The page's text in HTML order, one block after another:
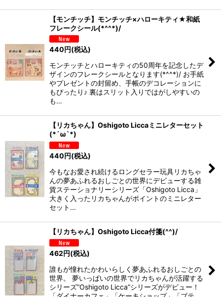
【モンチッチ】モンチッチ×ハローキティ★和紙
フレークシール(*^^*)/
440円(税込)
モンチッチとハローキティの50周年を記念したデ
ザインのフレークシールとなります(*^^*)/ お手紙
やプレゼントの封留め、手帳のデコレーションに
もぴったり♪ 裏はスリット入りではがしやすいの
も…
【リカちゃん】Oshigoto Liccaミニレターセット
(*´ω`*)
440円(税込)
今もなお愛され続けるロングセラー玩具リカちゃ
んの夢あふれるおしごとの世界にデビューする雑
貨ステーショナリーシリーズ「Oshigoto Licca」
大きく入ったリカちゃんがポイントのミニレター
セット…
【リカちゃん】Oshigoto Licca付箋(^^)/
462円(税込)
誰もが憧れたかわいらしく夢あふれるおしごとの
世界。 夢いっぱいの世界でリカちゃんが活躍する
シリーズ”Oshigoto Licca”シリーズがデビュー！